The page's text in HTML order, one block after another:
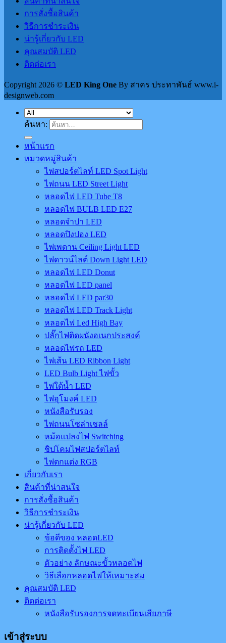
การสั่งซื้อสินค้า
วิธีการชำระเงิน
น่ารู้เกี่ยวกับ LED
คุณสมบัติ LED
ติดต่อเรา
Copyright 2026 © LED King One By สาคร ประทาพันธ์ www.i-
designweb.com
ค้นหา:
หน้าแรก
หมวดหมู่สินค้า
ไฟสปอร์ตไลท์ LED Spot Light
ไฟถนน LED Street Light
หลอดไฟ LED Tube T8
หลอดไฟ BULB LED E27
หลอดจำปา LED
หลอดปิงปอง LED
ไฟเพดาน Ceiling Light LED
ไฟดาวน์ไลต์ Down Light LED
หลอดไฟ LED Donut
หลอดไฟ LED panel
หลอดไฟ LED par30
หลอดไฟ LED Track Light
หลอดไฟ Led High Bay
ปลั๊กไฟติดผนังอเนกประสงค์
หลอดไฟรถ LED
ไฟเส้น LED Ribbon Light
LED Bulb Light ไฟขั้ว
ไฟใต้น้ำ LED
ไฟอุโมงค์ LED
หนังสือรับรอง
ไฟถนนโซล่าเชลล์
หม้อแปลงไฟ Switching
ชิปโคมไฟสปอร์ตไลท์
ไฟตกแต่ง RGB
เกี่ยวกับเรา
สินค้าที่น่าสนใจ
การสั่งซื้อสินค้า
วิธีการชำระเงิน
น่ารู้เกี่ยวกับ LED
ข้อดีของ หลอดLED
การติดตั้งไฟ LED
ตัวอย่าง ลักษณะขั้วหลอดไฟ
วิธีเลือกหลอดไฟให้เหมาะสม
คุณสมบัติ LED
ติดต่อเรา
หนังสือรับรองการจดทะเบียนเสียภาษี
เข้าสู่ระบบ